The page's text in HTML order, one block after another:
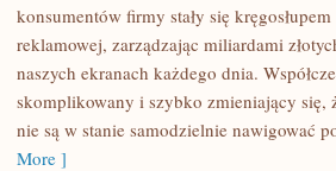
NOWOCZESNEJ
REKLAMIE
konsumentów firmy stały się
reklamowej, zarządzając miliardami
naszych ekranach każdego dnia.
skomplikowany i szybko zmieniający się,
nie są w stanie samodzielnie nawigować
More ]